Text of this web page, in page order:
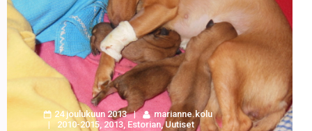
24 joulukuun 2013
marianne.kolu
2010-2015, 2013, Estorian,Uutiset